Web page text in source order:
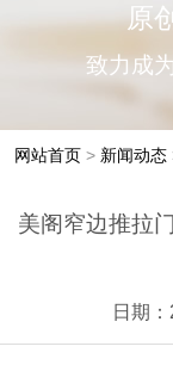
原
致力成
网站首页> 新闻动态
美阁窄边推拉
日期